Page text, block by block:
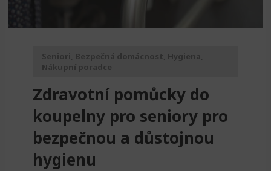
Seniori Bezpečná domácnost Hygiena
Nákupní poradce
Zdravotní pomůcky do
koupelny pro seniory pro
bezpečnou a důstojnou
hygienu